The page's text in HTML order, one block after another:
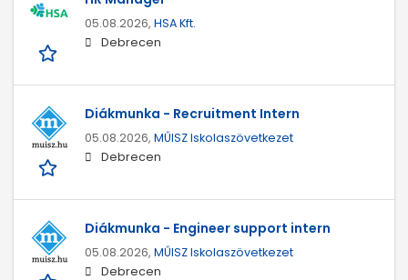
05.08.2026, HSA Kft.
Debrecen
Diákmunka - Recruitment Intern
05.08.2026, MŰISZ Iskolaszövetkezet
Debrecen
Diákmunka - Engineer support intern
05.08.2026, MŰISZ Iskolaszövetkezet
Debrecen